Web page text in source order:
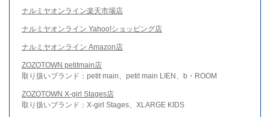
ナルミヤオンライン楽天市場店
ナルミヤオンライン Yahoo!ショッピング店
ナルミヤオンライン Amazon店
ZOZOTOWN petitmain店
取り扱いブランド：petit main、petit main LIEN、b・ROOM
ZOZOTOWN X-girl Stages店
取り扱いブランド：X-girl Stages、XLARGE KIDS